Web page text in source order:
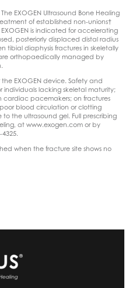
EXOGEN Ultrasound Bone Healing
of established non-unions†
is indicated for accelerating
posteriorly displaced distal radius
tibial diaphysis fractures in skeletally
orthopaedically managed by
EXOGEN device. Safety and
individuals lacking skeletal maturity;
cardiac pacemakers; on fractures
blood circulation or clotting
the ultrasound gel. Full prescribing
at www.exogen.com or by
when the fracture site shows no